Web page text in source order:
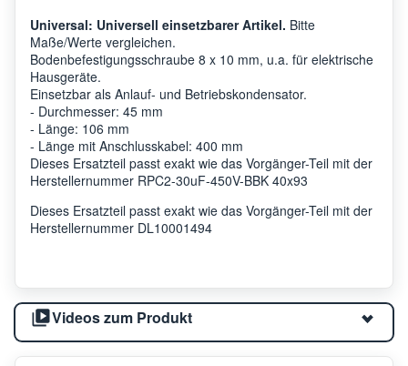
Universal: Universell einsetzbarer Artikel. Bitte
Maße/Werte vergleichen.
Bodenbefestigungsschraube 8 x 10 mm, u.a. für elektrische
Hausgeräte.
Einsetzbar als Anlauf- und Betriebskondensator.
- Durchmesser: 45 mm
- Länge: 106 mm
- Länge mit Anschlusskabel: 400 mm
Dieses Ersatzteil passt exakt wie das Vorgänger-Teil mit der
Herstellernummer RPC2-30uF-450V-BBK 40x93
Dieses Ersatzteil passt exakt wie das Vorgänger-Teil mit der
Herstellernummer DL10001494
Videos zum Produkt